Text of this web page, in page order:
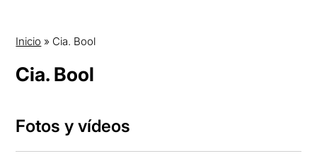
Inicio » Cia. Bool
Cia. Bool
Fotos y vídeos